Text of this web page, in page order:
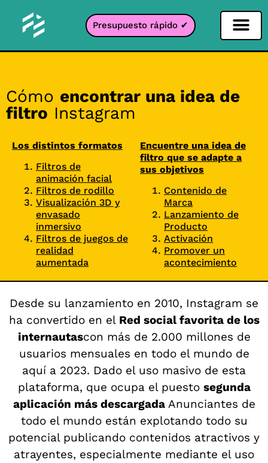
Presupuesto rápido ✔
Cómo encontrar una idea de
filtro Instagram
Los distintos formatos
Filtros de
animación facial
Filtros de rodillo
Visualización 3D y
envasado
inmersivo
Filtros de juegos de
realidad
aumentada
Encuentre una idea de
filtro que se adapte a
sus objetivos
Contenido de
Marca
Lanzamiento de
Producto
Activación
Promover un
acontecimiento
Desde su lanzamiento en 2010, Instagram se
ha convertido en el Red social favorita de los
internautascon más de 2.000 millones de
usuarios mensuales en todo el mundo de
aquí a 2023. Dado el uso masivo de esta
plataforma, que ocupa el puesto segunda
aplicación más descargadaAnunciantes de
todo el mundo están explotando todo su
potencial publicando contenidos atractivos y
atrayentes, especialmente mediante el uso